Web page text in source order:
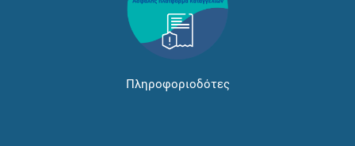
Πληροφοριοδότες